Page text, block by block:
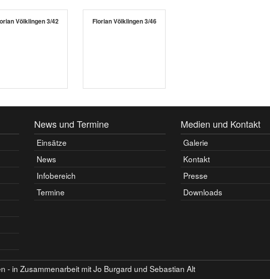
Völklingen 3/42 Florian Völklingen 3/46
News und Termine
Einsätze
News
Infobereich
Termine
Medien und Kontakt
Galerie
Kontakt
Presse
Downloads
- in Zusammenarbeit mit Jo Burgard und Sebastian Alt